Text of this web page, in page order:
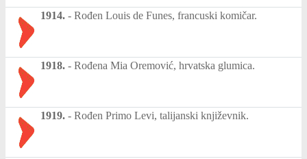
1914. - Rođen Louis de Funes, francuski komičar.
1918. - Rođena Mia Oremović, hrvatska glumica.
1919. - Rođen Primo Levi, talijanski književnik.